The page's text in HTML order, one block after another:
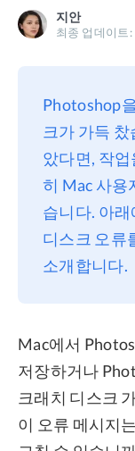
프라이버시
조항
환불
지안
최종 업데이
Photoshop
크가 가득
았다면, 작
히 Mac 사용
습니다. 아
디스크 오류
소개합니다.
Mac에서
저장하거나
크래치 디스크
이 오류 메시지